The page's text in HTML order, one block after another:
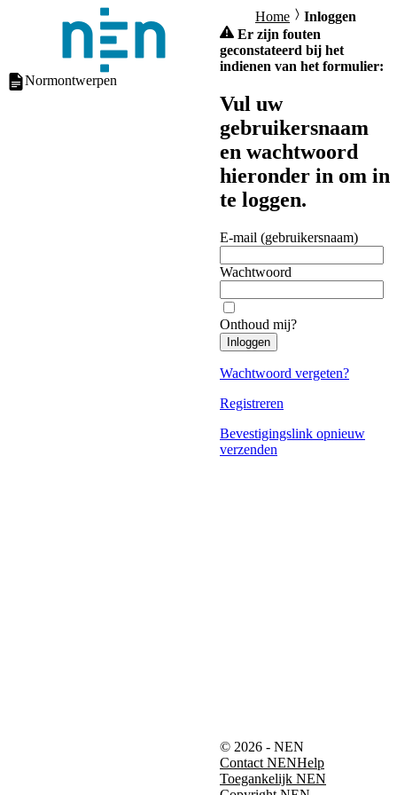
Normontwerpen
Home
Inloggen
Er zijn fouten
geconstateerd bij het
indienen van het formulier:
Vul uw
gebruikersnaam
en wachtwoord
hieronder in om in
te loggen.
E-mail (gebruikersnaam)
Wachtwoord
Onthoud mij?
Inloggen
Wachtwoord vergeten?
Registreren
Bevestigingslink opnieuw
verzenden
© 2026 - NEN
Contact NENHelp
Toegankelijk NEN